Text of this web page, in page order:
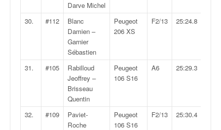
Darve Michel
30. #112
Blanc
Damien –
Garnier
Sébastien
Peugeot
206 XS
F2/13 25:24.8
31. #105
Rabilloud
Jeoffrey –
Brisseau
Quentin
Peugeot
106 S16
A6 25:29.3
32. #109
Paviet-
Roche
Peugeot
106 S16
F2/13 25:30.4